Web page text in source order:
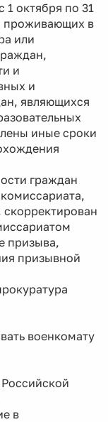
1 октября по 31
проживающих в
или
и
и
являющихся
иные сроки
граждан
призыва,
призывной
военкомату
Российской
в